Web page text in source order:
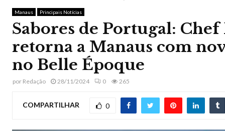
Manaus Principais Notícias
Sabores de Portugal:
retorna a Manaus com
no Belle Époque
por Redação 28/11/2024 0 265
COMPARTILHAR 0